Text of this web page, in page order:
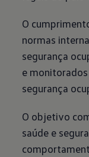
O
normas
segurança
e
segurança
O objetivo
saúde e